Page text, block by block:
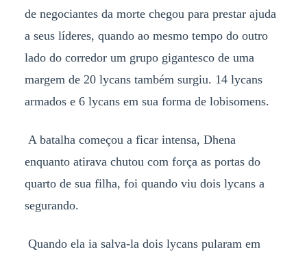
de negociantes da morte chegou para prestar ajuda
a seus líderes, quando ao mesmo tempo do outro
lado do corredor um grupo gigantesco de uma
margem de 20 lycans também surgiu. 14 lycans
armados e 6 lycans em sua forma de lobisomens.
A batalha começou a ficar intensa, Dhena
enquanto atirava chutou com força as portas do
quarto de sua filha, foi quando viu dois lycans a
segurando.
Quando ela ia salva-la dois lycans pularam em